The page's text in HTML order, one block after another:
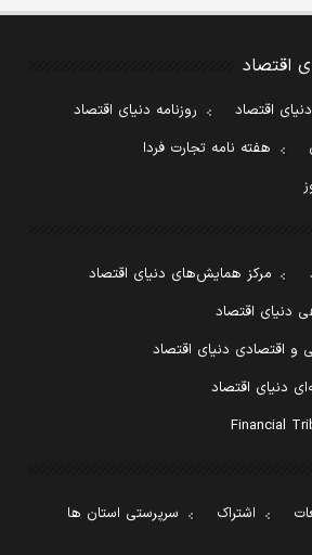
اقتصاد
اقتصاد
روزنامه دنیای اقتصاد
هفته نامه تجارت فردا
مرکز همایش‌های دنیای اقتصاد
دنیای اقتصاد
اقتصادی دنیای اقتصاد
دنیای اقتصاد
اشتراک
سرپرستی استان ها